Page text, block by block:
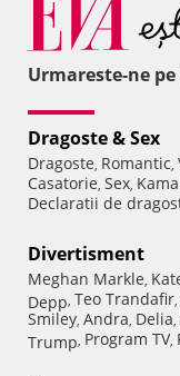
Urmareste-ne pe
Dragoste & Sex
Dragoste, Romantic,
Casatorie, Sex,
Declaratii de
Divertisment
Meghan Markle,
Depp, Teo Trandafir,
Smiley, Andra, Delia,
Trump, Program TV,